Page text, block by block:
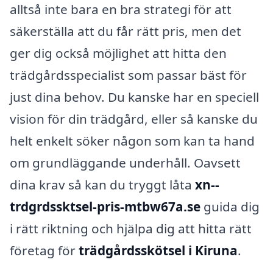
alltså inte bara en bra strategi för att
säkerställa att du får rätt pris, men det
ger dig också möjlighet att hitta den
trädgårdsspecialist som passar bäst för
just dina behov. Du kanske har en speciell
vision för din trädgård, eller så kanske du
helt enkelt söker någon som kan ta hand
om grundläggande underhåll. Oavsett
dina krav så kan du tryggt låta xn--
trdgrdssktsel-pris-mtbw67a.se guida dig
i rätt riktning och hjälpa dig att hitta rätt
företag förträdgårdsskötsel i Kiruna.